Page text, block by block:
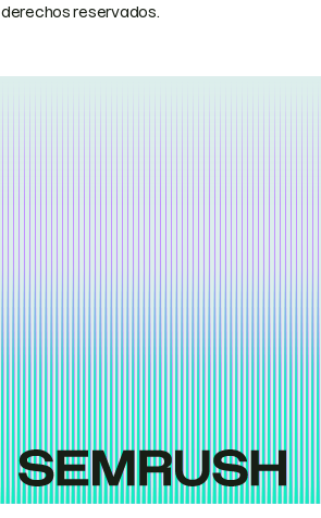
derechos reservados.